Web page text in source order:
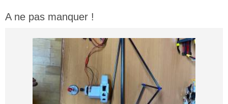
A ne pas manquer !